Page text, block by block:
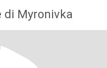
di Myronivka